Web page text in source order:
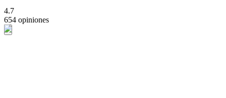
4.7
654 opiniones